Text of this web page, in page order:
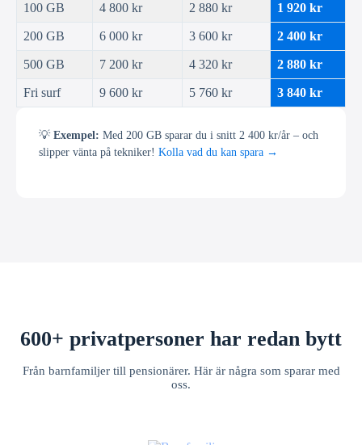
100 GB 4 800 kr 2 880 kr 1 920 kr
200 GB 6 000 kr 3 600 kr 2 400 kr
500 GB 7 200 kr 4 320 kr 2 880 kr
Fri surf 9 600 kr 5 760 kr 3 840 kr
💡Exempel: Med 200 GB sparar du i snitt 2 400 kr/år – och
slipper vänta på tekniker! Kolla vad du kan spara →
600+ privatpersoner har redan bytt
Från barnfamiljer till pensionärer. Här är några som sparar med
oss.